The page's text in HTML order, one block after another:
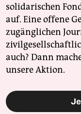
solidarischen
auf. Eine offene
zugänglichen
auch? Dann
unsere Aktion.